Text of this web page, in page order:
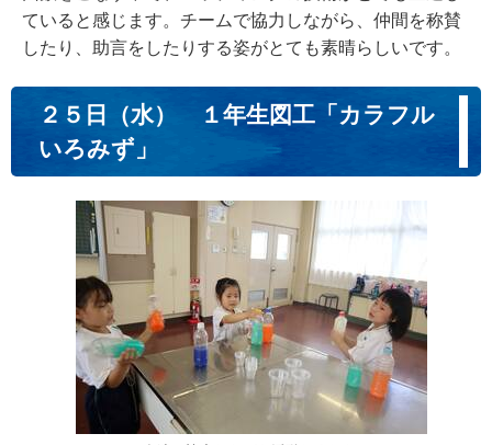
ていると感じます。チームで協力しながら、仲間を称賛
したり、助言をしたりする姿がとても素晴らしいです。
２５日（水） １年生図工「カラフル
いろみず」